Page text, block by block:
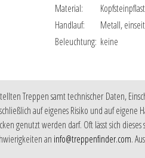
Material:
Handlauf:
Metall,
Beleuchtung: keine
Treppen samt technischer
auf eigenes Risiko und auf
genutzt werden darf. Oft lässt sich
an info@treppenfinder.com.